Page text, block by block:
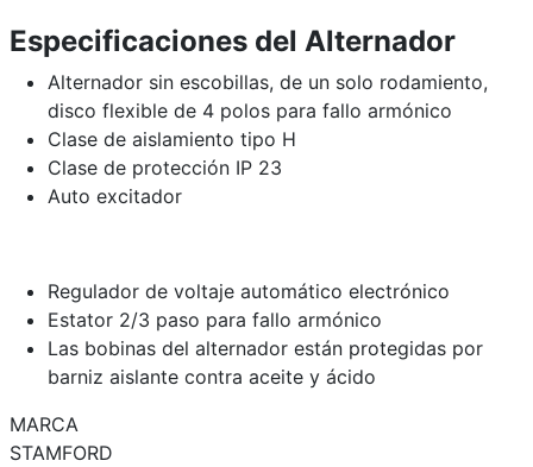
Especificaciones del Alternador
Alternador sin escobillas, de un solo rodamiento,
disco flexible de 4 polos para fallo armónico
Clase de aislamiento tipo H
Clase de protección IP 23
Auto excitador
Regulador de voltaje automático electrónico
Estator 2/3 paso para fallo armónico
Las bobinas del alternador están protegidas por
barniz aislante contra aceite y ácido
MARCA
STAMFORD